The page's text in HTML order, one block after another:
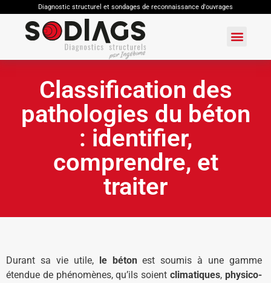
Diagnostic structurel et sondages de reconnaissance d'ouvrages
Classification des
pathologies du béton
: identifier,
comprendre, et
traiter
Durant sa vie utile, le bétonest soumis à une gamme
étendue de phénomènes, qu’ils soientclimatiques,physico-